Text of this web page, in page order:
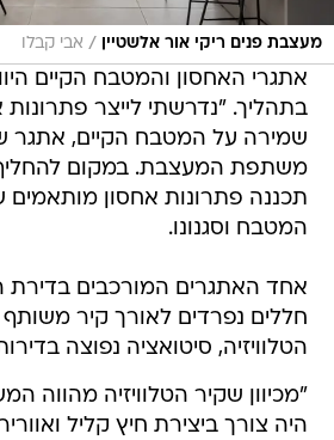
מעצבת פנים ריקי אור אלשטיין / אבי קבלו
אתגרי האחסון והמטבח הקיים
בתהליך. "נדרשתי לייצר פתרונות
שמירה על המטבח הקיים, אתגר
משתפת המעצבת. במקום
תכננה פתרונות אחסון מותאמים
המטבח וסגנונו.
אחד האתגרים המורכבים בדירת
חללים נפרדים לאורך קיר
הטלוויזיה, סיטואציה נפוצה
"מכיוון שקיר הטלוויזיה מהווה
היה צורך ביצירת חיץ קליל